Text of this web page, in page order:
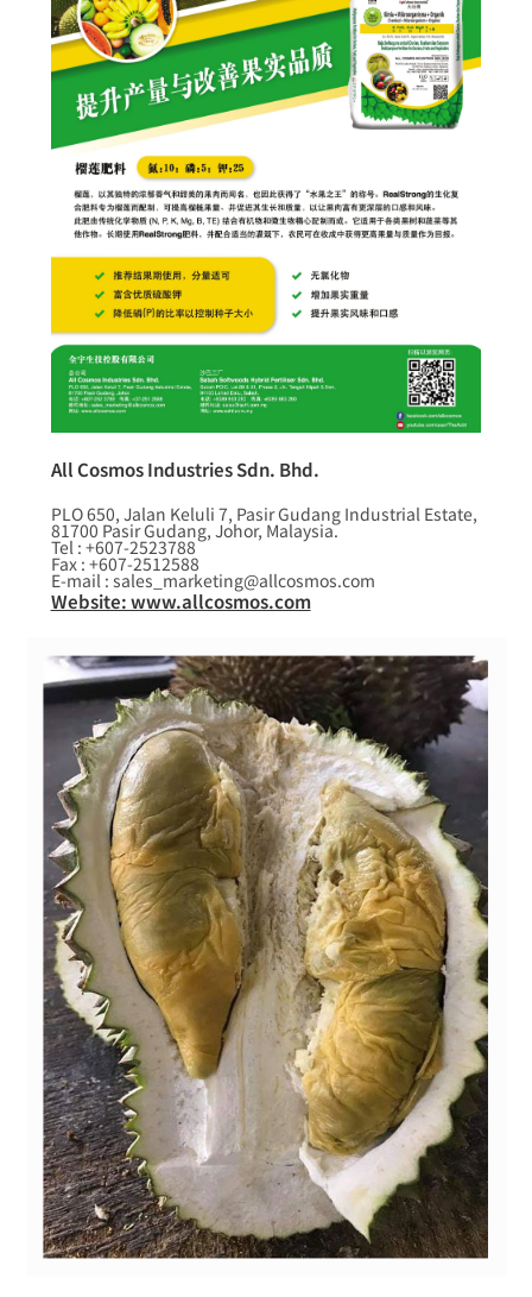
All Cosmos Industries Sdn. Bhd.
PLO 650, Jalan Keluli 7, Pasir Gudang Industrial Estate,
81700 Pasir Gudang, Johor, Malaysia.
Tel : +607-2523788
Fax : +607-2512588
E-mail : sales_marketing@allcosmos.com
Website: www.allcosmos.com